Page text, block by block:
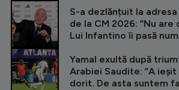
CITEȘTE ȘI
S-a dezlănțuit la
de la CM 2026: ”Nu
Lui Infantino îi pasă
Yamal exultă după
Arabiei Saudite: ”A
dorit. De asta suntem